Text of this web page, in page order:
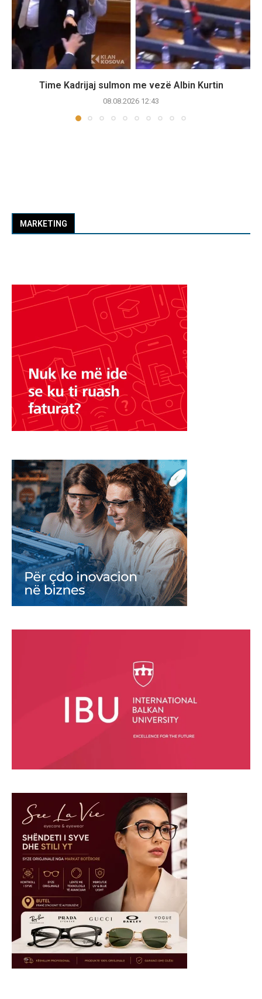
Time Kadrijaj sulmon me vezë Albin Kurtin
08.08.2026 12:43
MARKETING